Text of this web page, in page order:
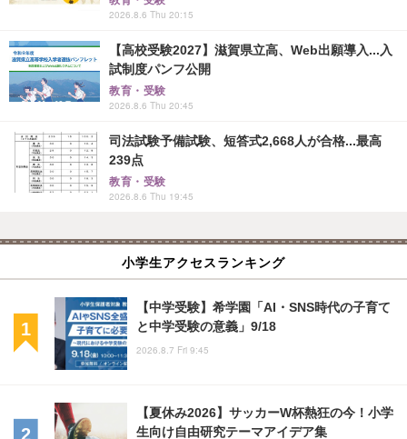
2026.8.6 Thu 20:15
【高校受験2027】滋賀県立高、Web出願導入...入
試制度パンフ公開
教育・受験
2026.8.6 Thu 20:45
司法試験予備試験、短答式2,668人が合格...最高
239点
教育・受験
2026.8.6 Thu 19:45
小学生アクセスランキング
【中学受験】希学園「AI・SNS時代の子育て
と中学受験の意義」9/18
2026.8.7 Fri 9:45
【夏休み2026】サッカーW杯熱狂の今！小学
生向け自由研究テーマアイデア集